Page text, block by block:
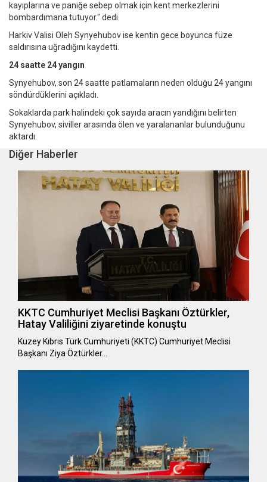
kayıplarına ve paniğe sebep olmak için kent merkezlerini
bombardımana tutuyor." dedi.
Harkiv Valisi Oleh Synyehubov ise kentin gece boyunca füze
saldırısına uğradığını kaydetti.
24 saatte 24 yangın
Synyehubov, son 24 saatte patlamaların neden olduğu 24 yangını
söndürdüklerini açıkladı.
Sokaklarda park halindeki çok sayıda aracın yandığını belirten
Synyehubov, siviller arasında ölen ve yaralananlar bulunduğunu
aktardı.
Diğer Haberler
KKTC Cumhuriyet Meclisi Başkanı Öztürkler,
Hatay Valiliğini ziyaretinde konuştu
Kuzey Kıbrıs Türk Cumhuriyeti (KKTC) Cumhuriyet Meclisi
Başkanı Ziya Öztürkler…